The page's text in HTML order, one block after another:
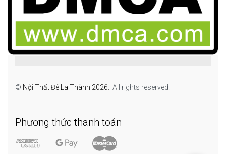
© Nội Thất Đê La Thành 2026. All rights reserved.
Phương thức thanh toán